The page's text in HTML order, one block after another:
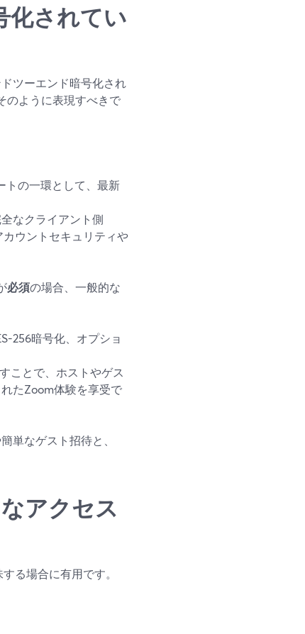
化されてい
ツーエンド暗号化され
のように表現すべきで
トの一環として、最新
なクライアント側
ウントセキュリティや
必須の場合、一般的な
256暗号化、オプショ
ことで、ホストやゲス
たZoom体験を享受で
単なゲスト招待と、
アクセス
る場合に有用です。